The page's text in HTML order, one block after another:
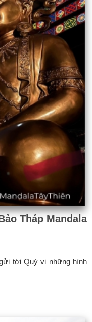
Tháp Mandala
tới Quý vị những hình